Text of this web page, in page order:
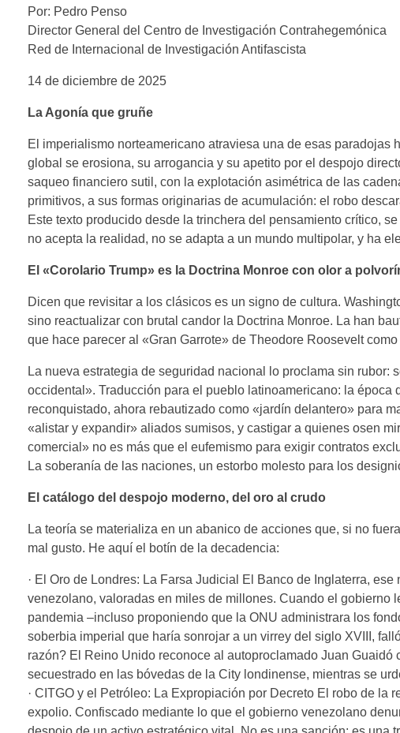
Por: Pedro Penso
Director General del Centro de Investigación Contrahegemónica
Red de Internacional de Investigación Antifascista
14 de diciembre de 2025
La Agonía que gruñe
El imperialismo norteamericano atraviesa una de esas
global se erosiona, su arrogancia y su apetito por el despojo
saqueo financiero sutil, con la explotación asimétrica de las
primitivos, a sus formas originarias de acumulación: el robo
Este texto producido desde la trinchera del pensamiento crítico,
no acepta la realidad, no se adapta a un mundo multipolar, y ha
El «Corolario Trump» es la Doctrina Monroe con olor a
Dicen que revisitar a los clásicos es un signo de cultura.
sino reactualizar con brutal candor la Doctrina Monroe. La han
que hace parecer al «Gran Garrote» de Theodore Roosevelt
La nueva estrategia de seguridad nacional lo proclama sin
occidental». Traducción para el pueblo latinoamericano: la
reconquistado, ahora rebautizado como «jardín delantero» para
«alistar y expandir» aliados sumisos, y castigar a quienes osen
comercial» no es más que el eufemismo para exigir contratos
La soberanía de las naciones, un estorbo molesto para los
El catálogo del despojo moderno, del oro al crudo
La teoría se materializa en un abanico de acciones que, si no
mal gusto. He aquí el botín de la decadencia:
· El Oro de Londres: La Farsa Judicial El Banco de Inglaterra,
venezolano, valoradas en miles de millones. Cuando el gobierno
pandemia –incluso proponiendo que la ONU administrara los
soberbia imperial que haría sonrojar a un virrey del siglo XVIII,
razón? El Reino Unido reconoce al autoproclamado Juan
secuestrado en las bóvedas de la City londinense, mientras se
· CITGO y el Petróleo: La Expropiación por Decreto El robo de la
expolio. Confiscado mediante lo que el gobierno venezolano